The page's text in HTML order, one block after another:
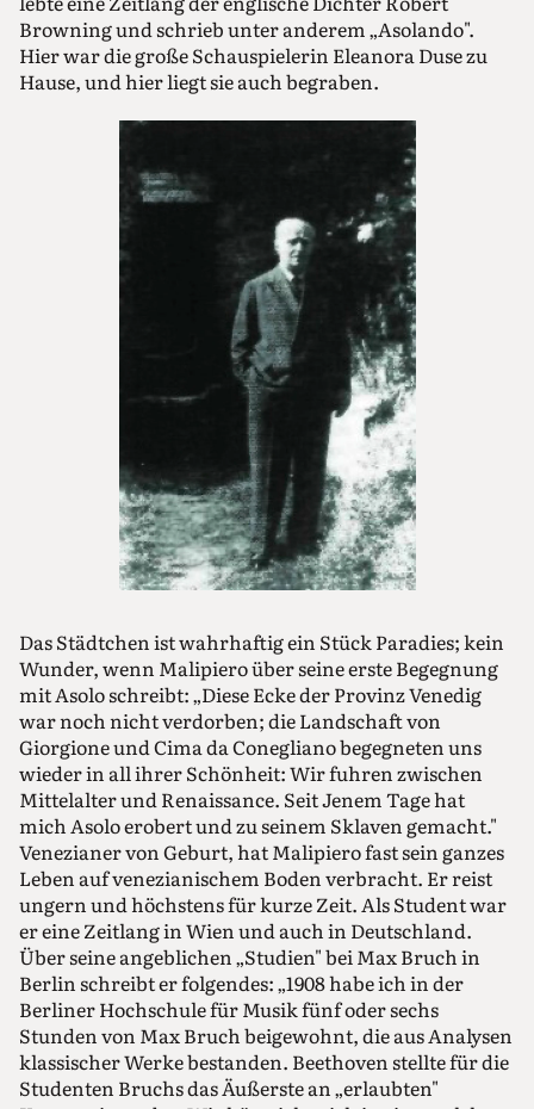
Browning und schrieb unter anderem „Asolando".
Hier war die große Schauspielerin Eleanora Duse zu
Hause, und hier liegt sie auch begraben.
Das Städtchen ist wahrhaftig ein Stück Paradies; kein
Wunder, wenn Malipiero über seine erste Begegnung
mit Asolo schreibt: „Diese Ecke der Provinz Venedig
war noch nicht verdorben; die Landschaft von
Giorgione und Cima da Conegliano begegneten uns
wieder in all ihrer Schönheit: Wir fuhren zwischen
Mittelalter und Renaissance. Seit Jenem Tage hat
mich Asolo erobert und zu seinem Sklaven gemacht."
Venezianer von Geburt, hat Malipiero fast sein ganzes
Leben auf venezianischem Boden verbracht. Er reist
ungern und höchstens für kurze Zeit. Als Student war
er eine Zeitlang in Wien und auch in Deutschland.
Über seine angeblichen „Studien" bei Max Bruch in
Berlin schreibt er folgendes: „1908 habe ich in der
Berliner Hochschule für Musik fünf oder sechs
Stunden von Max Bruch beigewohnt, die aus Analysen
klassischer Werke bestanden. Beethoven stellte für die
Studenten Bruchs das Äußerste an „erlaubten"